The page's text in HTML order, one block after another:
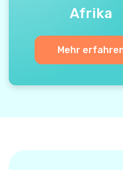
Afrika
Mehr